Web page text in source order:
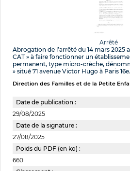
Arrêté
Abrogation de l’arrêté du 14 mars 2025
CAT » à faire fonctionner un
permanent, type micro-crèche,
» situé 71 avenue Victor Hugo à Paris 16e.
Direction des Familles et de la Petite
Date de publication :
29/08/2025
Date de la signature :
27/08/2025
Poids du PDF (en ko) :
660